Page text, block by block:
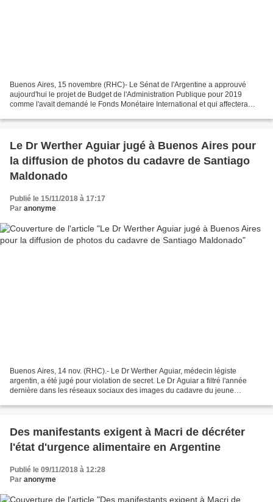
Buenos Aires, 15 novembre (RHC)- Le Sénat de l'Argentine a approuvé
aujourd'hui le projet de Budget de l'Administration Publique pour 2019
comme l'avait demandé le Fonds Monétaire International et qui affectera
Le Dr Werther Aguiar jugé à Buenos Aires pour
la diffusion de photos du cadavre de Santiago
Maldonado
Publié le 15/11/2018 à 17:17
Par anonyme
Buenos Aires, 14 nov. (RHC).- Le Dr Werther Aguiar, médecin légiste
argentin, a été jugé pour violation de secret. Le Dr Aguiar a filtré l'année
dernière dans les réseaux sociaux des images du cadavre du jeune
Des manifestants exigent à Macri de décréter
l'état d'urgence alimentaire en Argentine
Publié le 09/11/2018 à 12:28
Par anonyme